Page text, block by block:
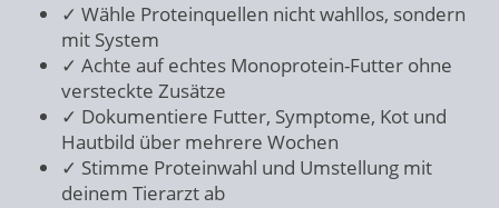
✓ Wähle Proteinquellen nicht wahllos, sondern
mit System
✓ Achte auf echtes Monoprotein-Futter ohne
versteckte Zusätze
✓ Dokumentiere Futter, Symptome, Kot und
Hautbild über mehrere Wochen
✓ Stimme Proteinwahl und Umstellung mit
deinem Tierarzt ab